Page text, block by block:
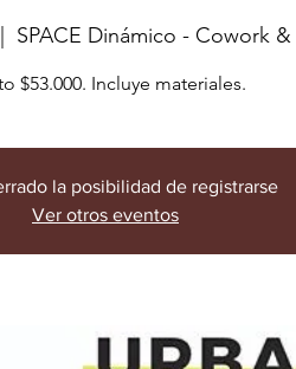
SPACE Dinámico - Cowork
$53.000. Incluye materiales.
la posibilidad de registrarse
Ver otros eventos